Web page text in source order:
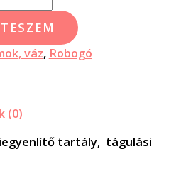
váz, Robogó
(0)
tartály, tágulási